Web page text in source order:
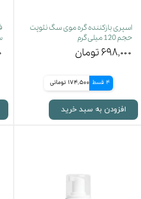
اسپری بازکننده گره موی سگ نئوپت
حجم 120 میلی گرم
۶۹۸,۰۰۰ تومان
4 قسط 174,500 تومانی
افزودن به سبد خرید